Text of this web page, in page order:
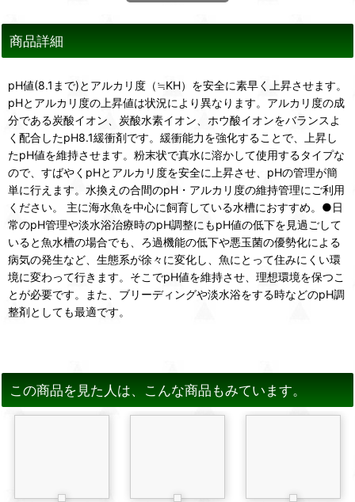
商品詳細
pH値(8.1まで)とアルカリ度（≒KH）を安全に素早く上昇させます。
pHとアルカリ度の上昇値は状況により異なります。アルカリ度の成
分である炭酸イオン、炭酸水素イオン、ホウ酸イオンをバランスよ
く配合したpH8.1緩衝剤です。緩衝能力を強化することで、上昇し
たpH値を維持させます。粉末状で真水に溶かして使用するタイプな
ので、すばやくpHとアルカリ度を安全に上昇させ、pHの管理が簡
単に行えます。水換えの合間のpH・アルカリ度の維持管理にご利用
ください。 主に海水魚を中心に飼育している水槽におすすめ。●日
常のpH管理や淡水浴治療時のpH調整にもpH値の低下を見過ごして
いると魚水槽の場合でも、ろ過機能の低下や悪玉菌の優勢化による
病気の発生など、生態系が徐々に変化し、魚にとって住みにくい環
境に変わって行きます。そこでpH値を維持させ、理想環境を保つこ
とが必要です。また、ブリーディングや淡水浴をする時などのpH調
整剤としても最適です。
この商品を見た人は、こんな商品もみています。